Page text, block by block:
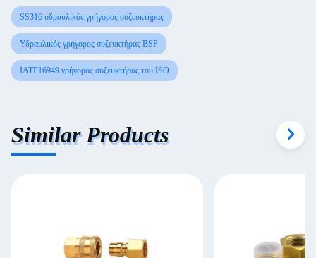
SS316 υδραυλικός γρήγορος συζευκτήρας
Υδραυλικός γρήγορος συζευκτήρας BSP
IATF16949 γρήγορος συζευκτήρας του ISO
Similar Products